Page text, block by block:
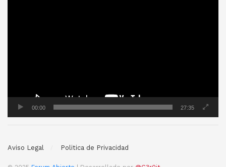
00:00 27:35
Aviso Legal Politica de Privacidad